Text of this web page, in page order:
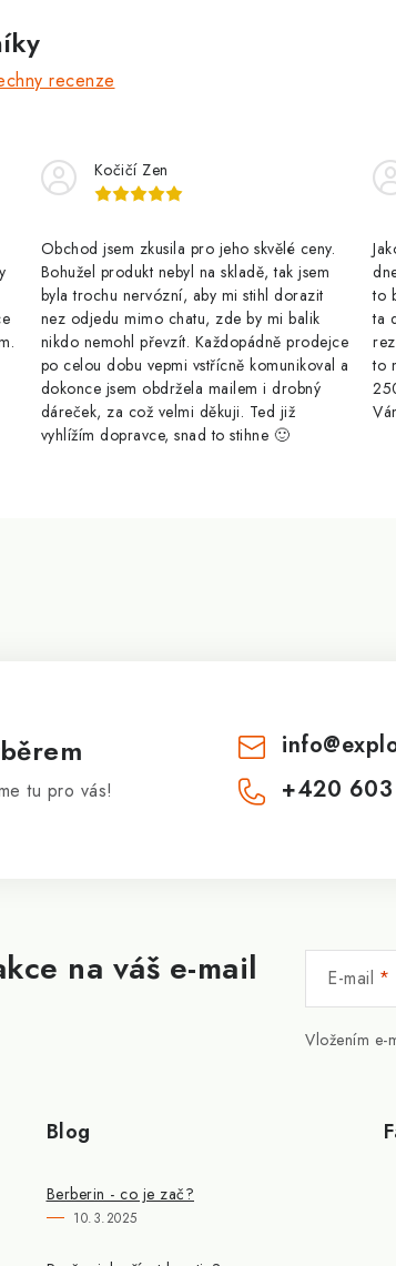
recenze
Kočičí Zen
Obchod jsem zkusila pro jeho skvělé ceny.
Bohužel produkt nebyl na skladě, tak jsem
byla trochu nervózní, aby mi stihl dorazit
nez odjedu mimo chatu, zde by mi balik
nikdo nemohl převzít. Každopádně prodejce
po celou dobu vepmi vstřícně komunikoval a
dokonce jsem obdržela mailem i drobný
dáreček, za což velmi děkuji. Ted již
vyhlížím dopravce, snad to stihne 🙂
to
ta
to
na váš e-mail E-mail
Vložením e-
tu pro vás!
info@
+420
Blog
Berberin - co je zač?
10.3.2025